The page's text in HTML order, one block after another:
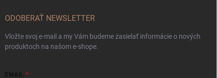
ODOBERAŤ NEWSLETTER
Vložte svoj e-mail a my Vám budeme zasielať informácie o nových
produktoch na našom e-shope.
EMAIL